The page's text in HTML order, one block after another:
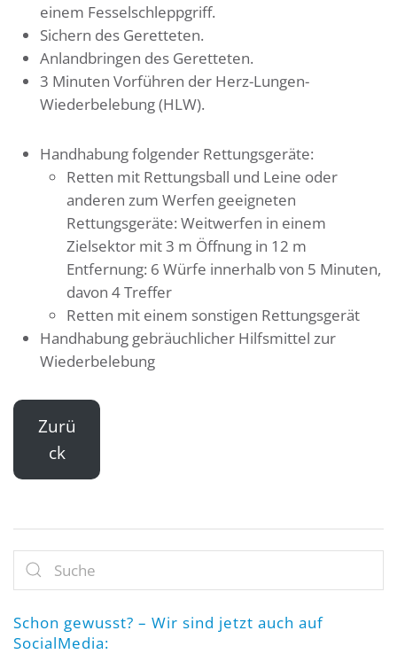
einem Fesselschleppgriff.
Sichern des Geretteten.
Anlandbringen des Geretteten.
3 Minuten Vorführen der Herz-Lungen-
Wiederbelebung (HLW).
Handhabung folgender Rettungsgeräte:
Retten mit Rettungsball und Leine oder
anderen zum Werfen geeigneten
Rettungsgeräte: Weitwerfen in einem
Zielsektor mit 3 m Öffnung in 12 m
Entfernung: 6 Würfe innerhalb von 5 Minuten,
davon 4 Treffer
Retten mit einem sonstigen Rettungsgerät
Handhabung gebräuchlicher Hilfsmittel zur
Wiederbelebung
Zurü
ck
Schon gewusst? – Wir sind jetzt auch auf
SocialMedia: